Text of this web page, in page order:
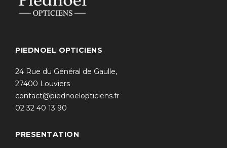
PIEDNOEL OPTICIENS
24 Rue du Général de Gaulle,
27400 Louviers
contact@piednoelopticiens.fr
02 32 40 13 90
PRESENTATION